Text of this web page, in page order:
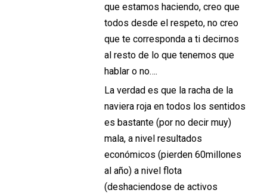
que estamos haciendo, creo que
todos desde el respeto, no creo
que te corresponda a ti decirnos
al resto de lo que tenemos que
hablar o no….
La verdad es que la racha de la
naviera roja en todos los sentidos
es bastante (por no decir muy)
mala, a nivel resultados
económicos (pierden 60millones
al año) a nivel flota
(deshaciendose de activos